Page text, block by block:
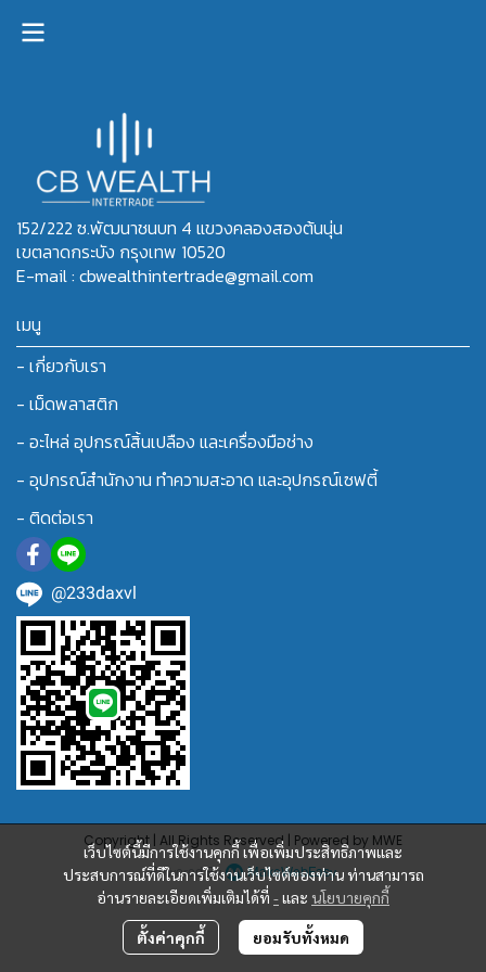
เว็บไซต์นี้มีการใช้งานคุกกี้ เพื่อเพิ่มประสิทธิภาพและ
ประสบการณ์ที่ดีในการใช้งานเว็บไซต์ของท่าน ท่านสามารถ
อ่านรายละเอียดเพิ่มเติมได้ที่ -และ นโยบายคุกกี้
ตั้งค่าคุกกี้ ยอมรับทั้งหมด
152/222 ซ.พัฒนาชนบท 4 แขวงคลองสองต้นนุ่น
เขตลาดกระบัง กรุงเทพ 10520
E-mail : cbwealthintertrade@gmail.com
เมนู
- เกี่ยวกับเรา
- เม็ดพลาสติก
- อะไหล่ อุปกรณ์สิ้นเปลือง และเครื่องมือช่าง
- อุปกรณ์สำนักงาน ทำความสะอาด และอุปกรณ์เซฟตี้
- ติดต่อเรา
@233daxvl
Copyright | All Rights Reserved | Powered by MWE
Powered By MakeWebEasy